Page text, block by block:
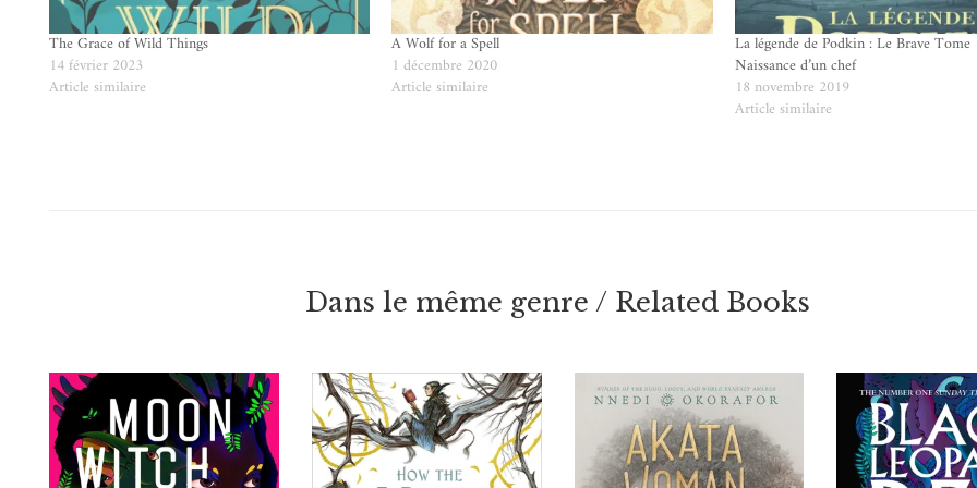
The Grace of Wild Things
14 février 2023
Article similaire
A Wolf for a Spell
1 décembre 2020
Article similaire
La légende de Podkin : Le Brave
Naissance d’un chef
18 novembre 2019
Article similaire
Dans le même genre / Related Books